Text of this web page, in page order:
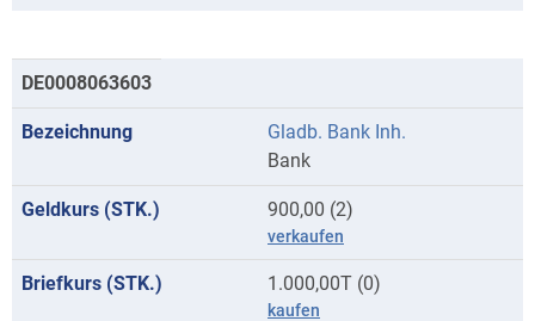
DE0008063603
Gladb. Bank Inh.
Bank
900,00 (2)
verkaufen
1.000,00T (0)
kaufen